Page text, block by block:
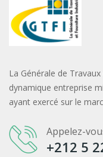
La Générale de
dynamique entreprise
ayant exercé sur le
Appelez-
+212 5